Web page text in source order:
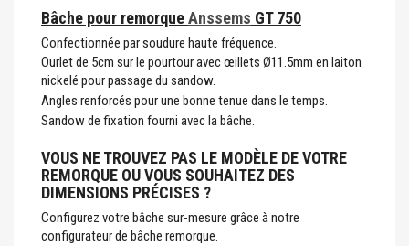
Bâche pour remorqueAnssems GT 750
Confectionnée par soudure haute fréquence.
Ourlet de 5cm sur le pourtour avec œillets Ø11.5mm en laiton
nickelé pour passage du sandow.
Angles renforcés pour une bonne tenue dans le temps.
Sandow de fixation fourni avec la bâche.
VOUS NE TROUVEZ PAS LE MODÈLE DE VOTRE
REMORQUE OU VOUS SOUHAITEZ DES
DIMENSIONS PRÉCISES ?
Configurez votre bâche sur-mesure grâce à notre
configurateur de bâche remorque.